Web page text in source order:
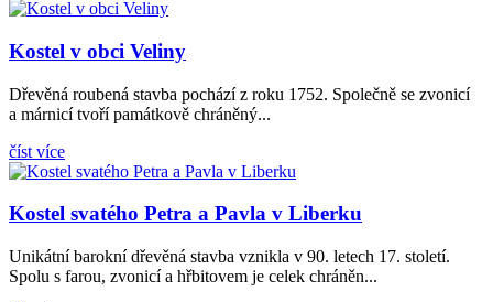
Kostel v obci Veliny
Dřevěná roubená stavba pochází z roku 1752. Společně se zvonicí
a márnicí tvoří památkově chráněný...
číst více
Kostel svatého Petra a Pavla v Liberku
Unikátní barokní dřevěná stavba vznikla v 90. letech 17. století.
Spolu s farou, zvonicí a hřbitovem je celek chráněn...